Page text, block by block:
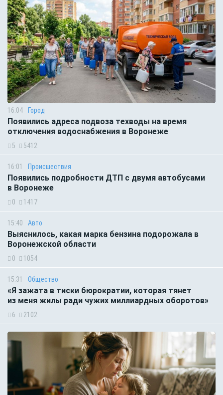
16:04 Город
Появились адреса подвоза техводы на время
отключения водоснабжения в Воронеже
5 5412
16:01 Происшествия
Появились подробности ДТП с двумя автобусами
в Воронеже
0 1417
15:40 Авто
Выяснилось, какая марка бензина подорожала в
Воронежской области
0 1054
15:31 Общество
«Я зажата в тиски бюрократии, которая тянет
из меня жилы ради чужих миллиардных оборотов»
6 2102